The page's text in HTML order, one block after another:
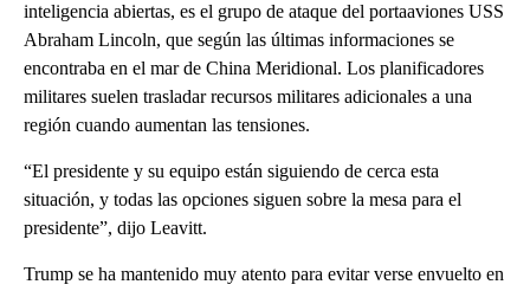
inteligencia abiertas, es el grupo de ataque del portaaviones USS
Abraham Lincoln, que según las últimas informaciones se
encontraba en el mar de China Meridional. Los planificadores
militares suelen trasladar recursos militares adicionales a una
región cuando aumentan las tensiones.
“El presidente y su equipo están siguiendo de cerca esta
situación, y todas las opciones siguen sobre la mesa para el
presidente”, dijo Leavitt.
Trump se ha mantenido muy atento para evitar verse envuelto en